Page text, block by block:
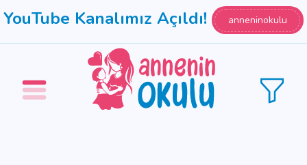
YouTube Kanalımız Açıldı! anneninokulu